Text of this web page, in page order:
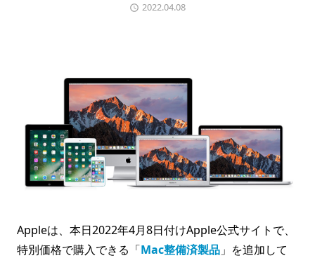
2022.04.08
Appleは、本日2022年4月8日付けApple公式サイトで、
特別価格で購入できる「Mac整備済製品 」を追加して